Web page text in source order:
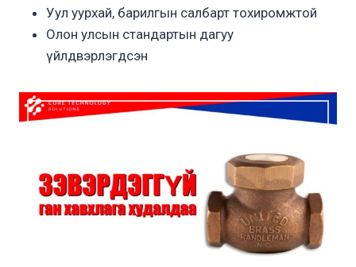
Уул уурхай, барилгын салбарт тохиромжтой
Олон улсын стандартын дагуу
үйлдвэрлэгдсэн